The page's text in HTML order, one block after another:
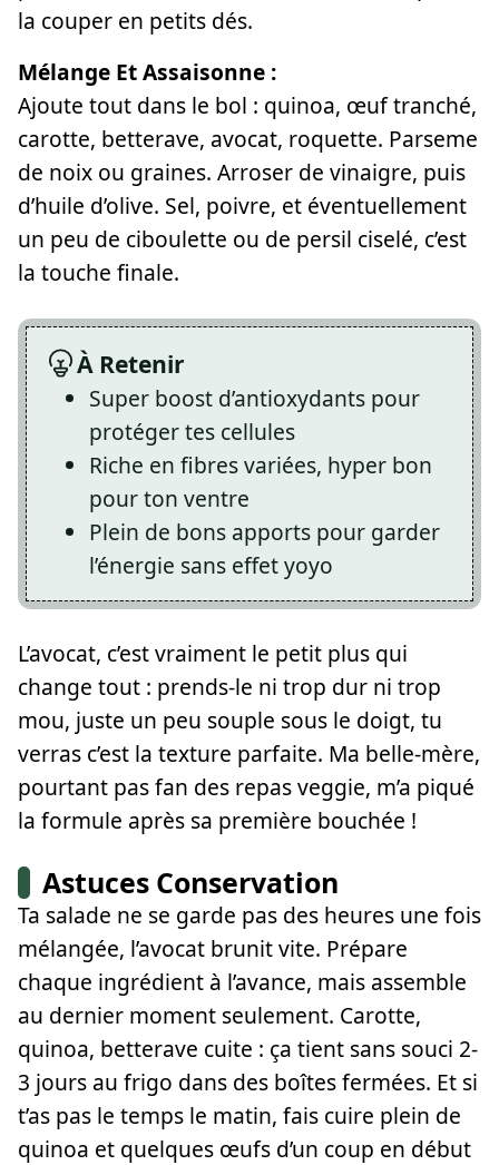
la couper en petits dés.
Mélange Et Assaisonne :
Ajoute tout dans le bol : quinoa, œuf tranché,
carotte, betterave, avocat, roquette. Parseme
de noix ou graines. Arroser de vinaigre, puis
d’huile d’olive. Sel, poivre, et éventuellement
un peu de ciboulette ou de persil ciselé, c’est
la touche finale.
À Retenir
Super boost d’antioxydants pour
protéger tes cellules
Riche en fibres variées, hyper bon
pour ton ventre
Plein de bons apports pour garder
l’énergie sans effet yoyo
L’avocat, c’est vraiment le petit plus qui
change tout : prends-le ni trop dur ni trop
mou, juste un peu souple sous le doigt, tu
verras c’est la texture parfaite. Ma belle-mère,
pourtant pas fan des repas veggie, m’a piqué
la formule après sa première bouchée !
Astuces Conservation
Ta salade ne se garde pas des heures une fois
mélangée, l’avocat brunit vite. Prépare
chaque ingrédient à l’avance, mais assemble
au dernier moment seulement. Carotte,
quinoa, betterave cuite : ça tient sans souci 2-
3 jours au frigo dans des boîtes fermées. Et si
t’as pas le temps le matin, fais cuire plein de
quinoa et quelques œufs d’un coup en début